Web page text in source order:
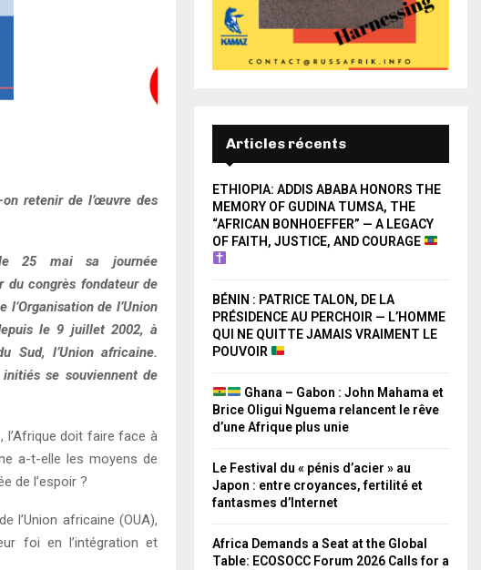
retenir de l’œuvre des
le 25 mai sa journée
du congrès fondateur de
l’Organisation de l’Union
le 9 juillet 2002, à
Sud, l’Union africaine.
se souviennent de
l’Afrique doit faire face à
a-t-elle les moyens de
de l’espoir ?
l’Union africaine (OUA),
foi en l’intégration et
Articles récents
ETHIOPIA: ADDIS ABABA HONORS THE
MEMORY OF GUDINA TUMSA, THE
“AFRICAN BONHOEFFER” — A LEGACY
OF FAITH, JUSTICE, AND COURAGE
BÉNIN : PATRICE TALON, DE LA
PRÉSIDENCE AU PERCHOIR — L’HOMME
QUI NE QUITTE JAMAIS VRAIMENT LE
POUVOIR
Ghana – Gabon : John Mahama et
Brice Oligui Nguema relancent le rêve
d’une Afrique plus unie
Le Festival du « pénis d’acier » au
Japon : entre croyances, fertilité et
fantasmes d’Internet
Africa Demands a Seat at the Global
Table: ECOSOCC Forum 2026 Calls for a